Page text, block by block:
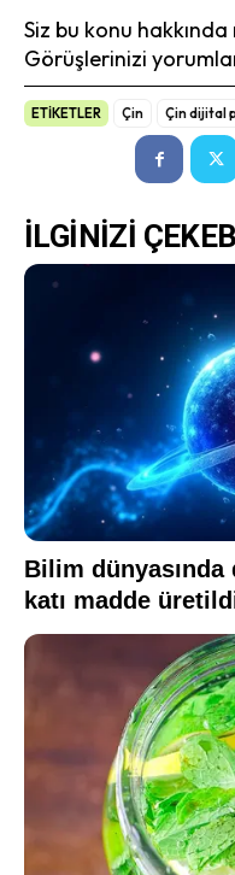
Siz bu konu
Görüşlerinizi
ETİKETLER Çin Çin dijital